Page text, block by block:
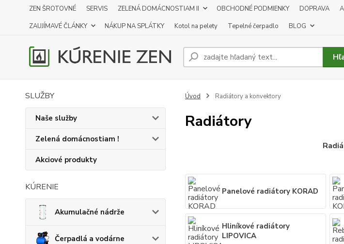
ZEN ŠROTOVNÉ SERVIS ZELENÁ DOMÁCNOSTIAM II OBCHODNÉ PODMIENKY DOPRAVA
ZAUJÍMAVÉ ČLÁNKY
NÁKUP NA SPLÁTKY Kotol na pelety Tepelné čerpadlo BLOG
SLUŽBY
Naše služby
Zelená domácnostiam !
Akciové produkty
KÚRENIE
Akumulačné nádrže
Čerpadlá a vodárne
Úvod Radiátory a konvektory
Radiátory
Panelové radiátory KORAD
Hliníkové radiátory
LIPOVICA